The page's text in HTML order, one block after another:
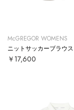
McGREGOR WOMENS
ニットサッカーブラウス
￥17,600